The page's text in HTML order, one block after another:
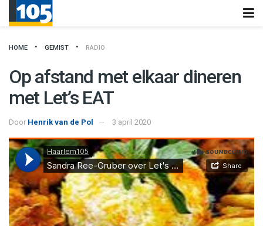
HOME GEMIST RADIO
Op afstand met elkaar dineren
met Let’s EAT
Door Henrik van de Pol 3 april 2020